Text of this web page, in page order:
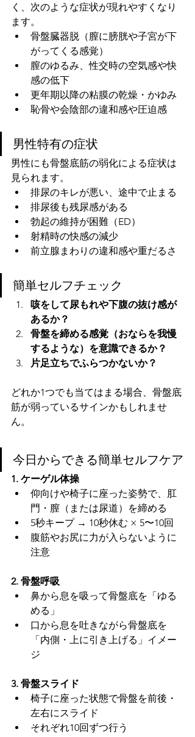
く、次のような症状が現れやすくなり
ます。
骨盤臓器脱（膣に膀胱や子宮が下
がってくる感覚）
膣のゆるみ、性交時の空気感や快
感の低下
更年期以降の粘膜の乾燥・かゆみ
恥骨や会陰部の違和感や圧迫感
男性特有の症状
男性にも骨盤底筋の弱化による症状は
見られます。
排尿のキレが悪い、途中で止まる
排尿後も残尿感がある
勃起の維持が困難（ED）
射精時の快感の減少
前立腺まわりの違和感や重だるさ
簡単セルフチェック
咳をして尿もれや下腹の抜け感が
あるか？
骨盤を締める感覚（おならを我慢
するような）を意識できるか？
片足立ちでふらつかないか？
どれか1つでも当てはまる場合、骨盤底
筋が弱っているサインかもしれませ
ん。
今日からできる簡単セルフケア
1. ケーゲル体操
仰向けや椅子に座った姿勢で、肛
門・膣（または尿道）を締める
5秒キープ → 10秒休む × 5〜10回
腹筋やお尻に力が入らないように
注意
2. 骨盤呼吸
鼻から息を吸って骨盤底を「ゆる
める」
口から息を吐きながら骨盤底を
「内側・上に引き上げる」イメー
ジ
3. 骨盤スライド
椅子に座った状態で骨盤を前後・
左右にスライド
それぞれ10回ずつ行う